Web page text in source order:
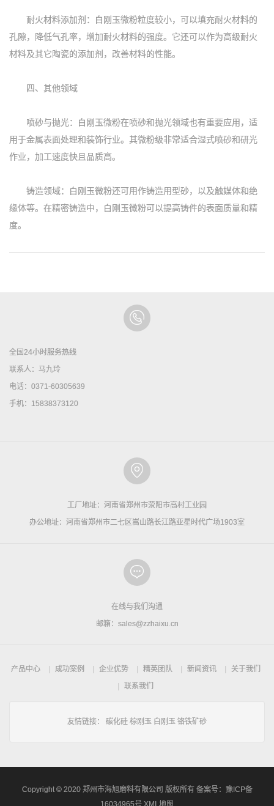
耐火材料添加剂：白刚玉微粉粒度较小，可以填充耐火材料的
孔隙，降低气孔率，增加耐火材料的强度。它还可以作为高级耐火
材料及其它陶瓷的添加剂，改善材料的性能。
四、其他领域
喷砂与抛光：白刚玉微粉在喷砂和抛光领域也有重要应用，适
用于金属表面处理和装饰行业。其微粉级非常适合湿式喷砂和研光
作业，加工速度快且品质高。
铸造领域：白刚玉微粉还可用作铸造用型砂，以及触媒体和绝
缘体等。在精密铸造中，白刚玉微粉可以提高铸件的表面质量和精
度。
全国24小时服务热线
联系人：马九玲
电话：0371-60305639
手机：15838373120
工厂地址：河南省郑州市荥阳市高村工业园
办公地址：河南省郑州市二七区嵩山路长江路亚星时代广场1903室
在线与我们沟通
邮箱：sales@zzhaixu.cn
产品中心 成功案例 企业优势 精英团队 新闻资讯
关于我们
联系我们
友情链接： 碳化硅 棕刚玉 白刚玉 铬铁矿砂
Copyright © 2020 郑州市海旭磨料有限公司 版权所有 备案号： 豫ICP备
16034965号 XML地图